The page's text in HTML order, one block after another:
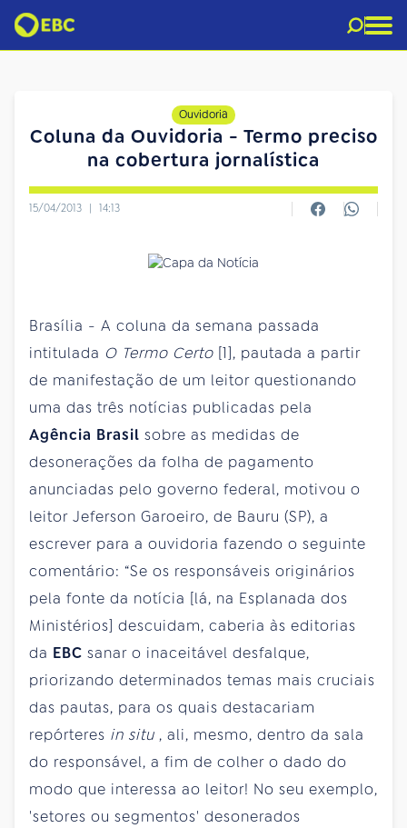
Ouvidoria
Coluna da Ouvidoria - Termo preciso
na cobertura jornalística
15/04/2013 | 14:13
Brasília - A coluna da semana passada
intitulada O Termo Certo [1], pautada a partir
de manifestação de um leitor questionando
uma das três notícias publicadas pela
Agência Brasil sobre as medidas de
desonerações da folha de pagamento
anunciadas pelo governo federal, motivou o
leitor Jeferson Garoeiro, de Bauru (SP), a
escrever para a ouvidoria fazendo o seguinte
comentário: “Se os responsáveis originários
pela fonte da notícia [lá, na Esplanada dos
Ministérios] descuidam, caberia às editorias
da EBC sanar o inaceitável desfalque,
priorizando determinados temas mais cruciais
das pautas, para os quais destacariam
repórteres in situ , ali, mesmo, dentro da sala
do responsável, a fim de colher o dado do
modo que interessa ao leitor! No seu exemplo,
'setores ou segmentos' desonerados